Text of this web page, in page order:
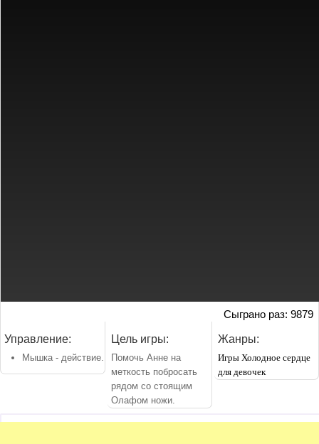
Сыграно раз: 9879
Управление:
Мышка - действие.
Цель игры:
Помочь Анне на
меткость побросать
рядом со стоящим
Олафом ножи.
Жанры:
Игры Холодное сердце
для девочек